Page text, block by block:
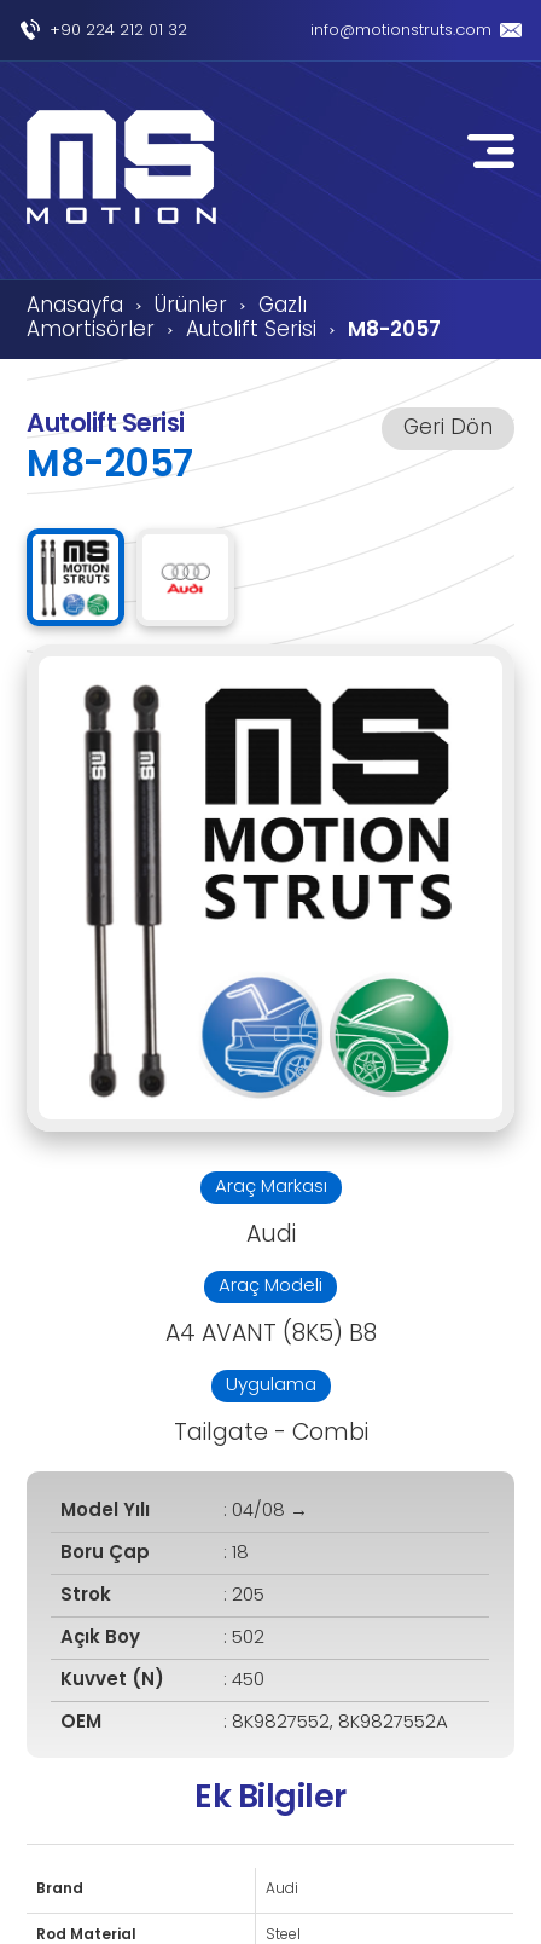
+90 224 212 01 32 info@motionstruts.com
Anasayfa › Ürünler › Gazlı
Amortisörler › Autolift Serisi › M8-2057
Geri Dön
Autolift Serisi
M8-2057
Araç Markası
Audi
Araç Modeli
A4 AVANT (8K5) B8
Uygulama
Tailgate - Combi
Model Yılı : 04/08 →
Boru Çap : 18
Strok : 205
Açık Boy : 502
Kuvvet (N) : 450
OEM : 8K9827552, 8K9827552A
Ek Bilgiler
Brand Audi
Rod Material Steel